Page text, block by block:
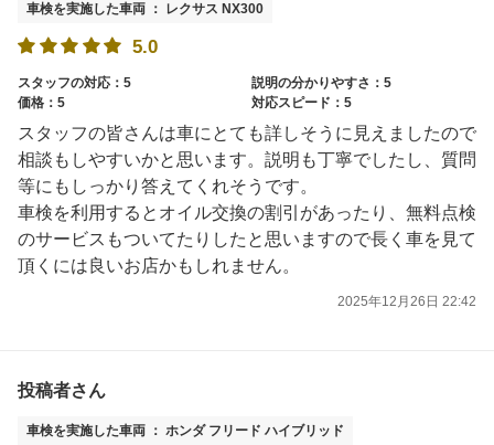
車検を実施した車両 ： レクサス NX300
5.0
スタッフの対応：5
説明の分かりやすさ：5
価格：5
対応スピード：5
スタッフの皆さんは車にとても詳しそうに見えましたので
相談もしやすいかと思います。説明も丁寧でしたし、質問
等にもしっかり答えてくれそうです。
車検を利用するとオイル交換の割引があったり、無料点検
のサービスもついてたりしたと思いますので長く車を見て
頂くには良いお店かもしれません。
2025年12月26日 22:42
投稿者さん
車検を実施した車両 ： ホンダ フリード ハイブリッド